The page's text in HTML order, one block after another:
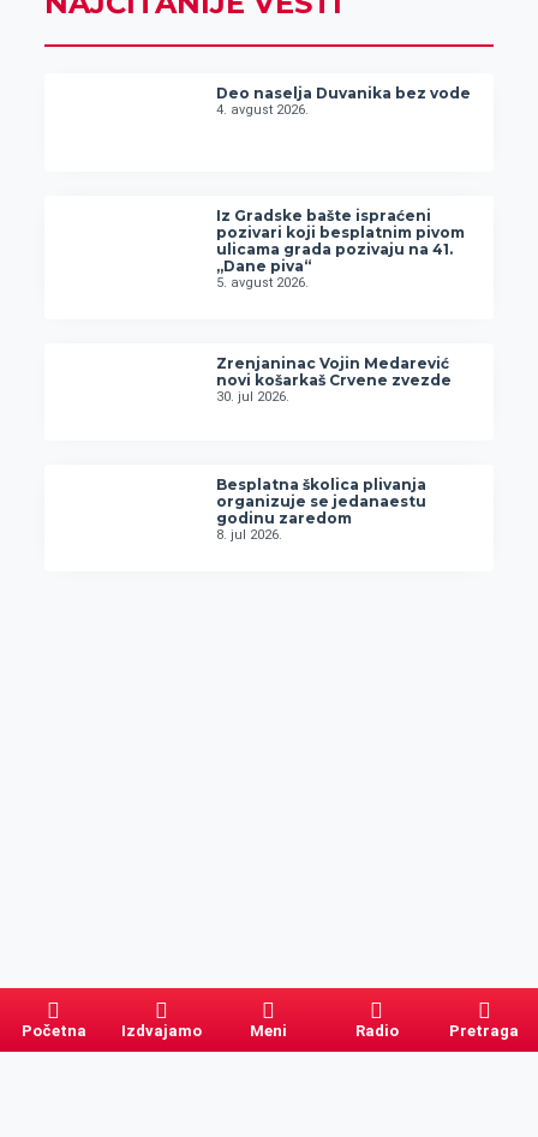
Deo naselja Duvanika bez vode
4. avgust 2026.
Iz Gradske bašte ispraćeni
pozivari koji besplatnim pivom
ulicama grada pozivaju na 41.
„Dane piva“
5. avgust 2026.
Zrenjaninac Vojin Medarević
novi košarkaš Crvene zvezde
30. jul 2026.
Besplatna školica plivanja
organizuje se jedanaestu
godinu zaredom
8. jul 2026.
Početna Izdvajamo Meni Radio Pretraga